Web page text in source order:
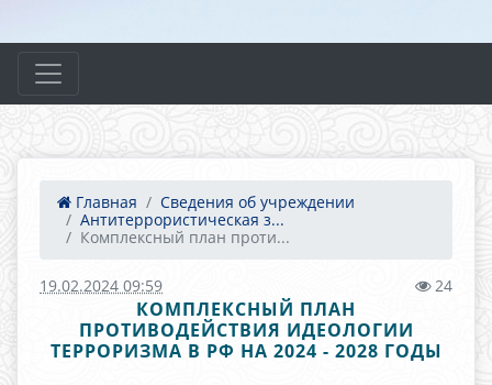
Главная
Сведения об учреждении
Антитеррористическая з...
Комплексный план проти...
19.02.2024 09:59 24
КОМПЛЕКСНЫЙ ПЛАН
ПРОТИВОДЕЙСТВИЯ ИДЕОЛОГИИ
ТЕРРОРИЗМА В РФ НА 2024 - 2028 ГОДЫ